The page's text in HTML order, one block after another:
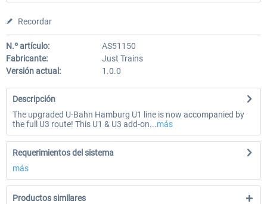
Recordar
N.º artículo:
AS51150
Fabricante:
Just Trains
Versión actual:
1.0.0
Descripción
The upgraded U-Bahn Hamburg U1 line is now accompanied by
the full U3 route! This U1 & U3 add-on...más
Requerimientos del sistema
más
Productos similares